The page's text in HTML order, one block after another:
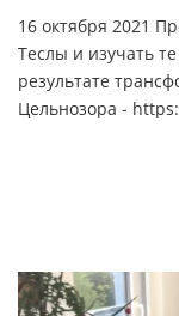
16 октября 2021
Теслы и изучать
результате
Цельнозора -